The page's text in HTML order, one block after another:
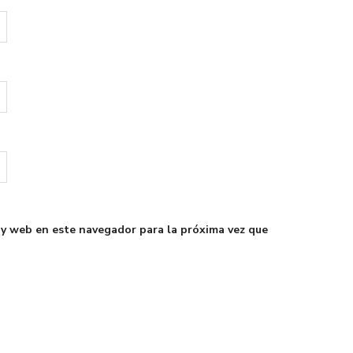
web en este navegador para la próxima vez que